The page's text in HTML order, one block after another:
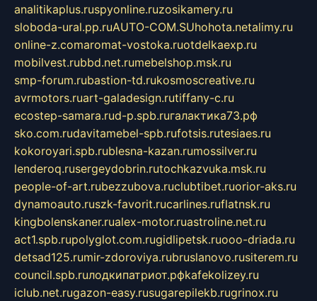
analitikaplus.ruspyonline.ruzosikamery.ru
sloboda-ural.pp.ruAUTO-COM.SUhohota.netalimy.ru
online-z.comaromat-vostoka.ruotdelkaexp.ru
mobilvest.rubbd.net.rumebelshop.msk.ru
smp-forum.rubastion-td.rukosmoscreative.ru
avrmotors.ruart-galadesign.rutiffany-c.ru
ecostep-samara.rud-p.spb.ruгалактика73.рф
sko.com.rudavitamebel-spb.rufotsis.rutesiaes.ru
kokoroyari.spb.rublesna-kazan.rumossilver.ru
lenderoq.rusergeydobrin.rutochkazvuka.msk.ru
people-of-art.rubezzubova.ruclubtibet.ruorior-aks.ru
dynamoauto.ruszk-favorit.rucarlines.ruflatnsk.ru
kingbolenskaner.rualex-motor.ruastroline.net.ru
act1.spb.rupolyglot.com.rugidlipetsk.ruooo-driada.ru
detsad125.rumir-zdoroviya.rubruslanovo.rusiterem.ru
council.spb.ruлодкипатриот.рфkafekolizey.ru
iclub.net.rugazon-easy.rusugarepilekb.rugrinox.ru